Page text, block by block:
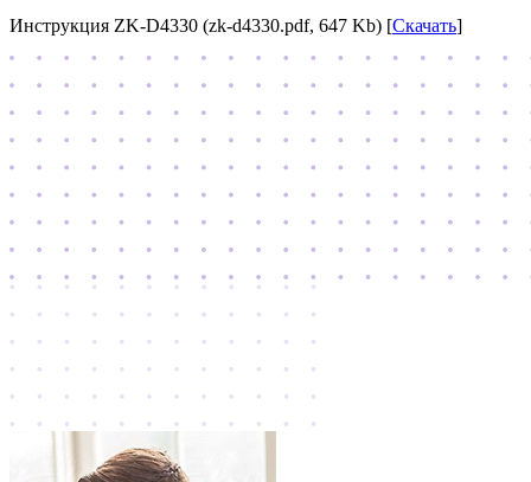
Инструкция ZK-D4330 (zk-d4330.pdf, 647 Kb) [Скачать]